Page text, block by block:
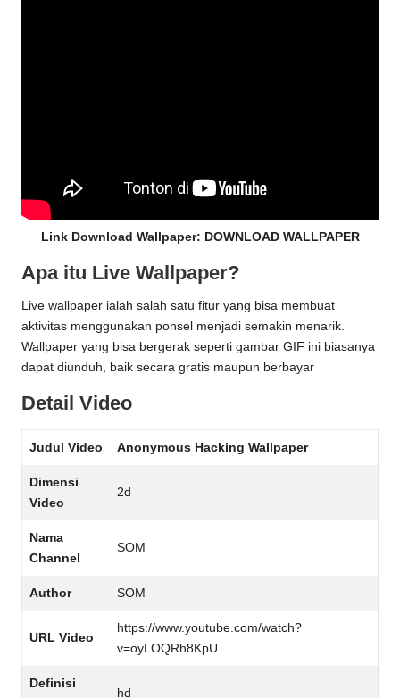
Link Download Wallpaper: DOWNLOAD WALLPAPER
Apa itu Live Wallpaper?
Live wallpaper ialah salah satu fitur yang bisa membuat
aktivitas menggunakan ponsel menjadi semakin menarik.
Wallpaper yang bisa bergerak seperti gambar GIF ini biasanya
dapat diunduh, baik secara gratis maupun berbayar
Detail Video
Judul Video Anonymous Hacking Wallpaper
Dimensi
Video
2d
Nama
Channel
SOM
Author SOM
URL Video
https://www.youtube.com/watch?
v=oyLOQRh8KpU
Definisi
hd